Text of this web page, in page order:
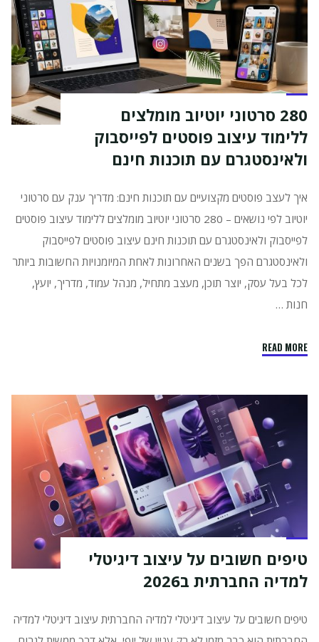
מעצב
גרפיקה
ממוחשבת
בשנת
2026 "
280 סרטוני יוטיוב מומלצים
ללימוד עיצוב פוסטים לפייסבוק
ולאינסטגרם עם תוכנות חינם
איך לעצב פוסטים מקצועיים עם תוכנות חינם: מדריך ענק עם סרטוני
יוטיוב לפי נושאים – 280 סרטוני יוטיוב מומלצים ללימוד עיצוב פוסטים
לפייסבוק ולאינסטגרם עם תוכנות חינם עיצוב פוסטים לפייסבוק
ולאינסטגרם הפך בשנים האחרונות לאחת המיומנויות החשובות ביותר
לכל בעל עסק, יוצר תוכן, מעצב מתחיל, מנהל עמוד, מדריך, יועץ,
חנות …
READ MORE
מומלצים
ללימוד
עיצוב
פוסטים
לפייסבוק
ולאינסטגרם
עם
תוכנות
טיפים חשובים על עיצוב דיגיטלי
למדיה החברתית ב2026
טיפים חשובים על עיצוב דיגיטלי למדיה החברתית עיצוב דיגיטלי למדיה